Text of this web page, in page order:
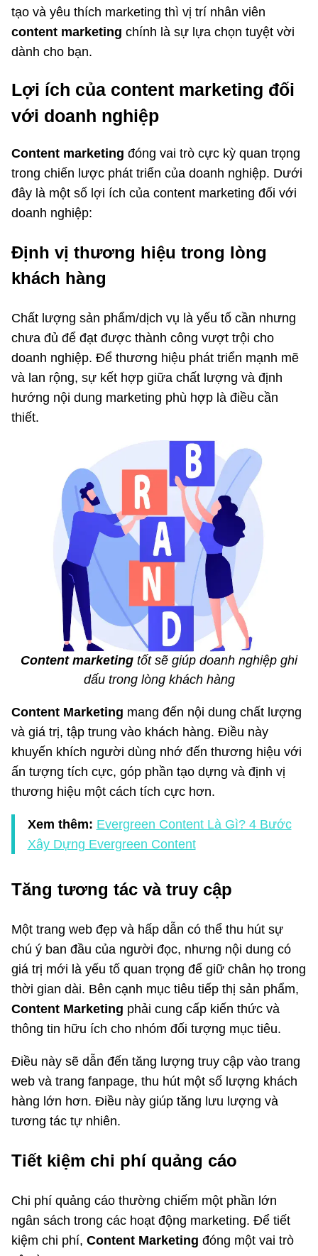
tạo và yêu thích marketing thì vị trí nhân viên
content marketing chính là sự lựa chọn tuyệt vời
dành cho bạn.
Lợi ích của content marketing đối
với doanh nghiệp
Content marketing đóng vai trò cực kỳ quan trọng
trong chiến lược phát triển của doanh nghiệp. Dưới
đây là một số lợi ích của content marketing đối với
doanh nghiệp:
Định vị thương hiệu trong lòng
khách hàng
Chất lượng sản phẩm/dịch vụ là yếu tố cần nhưng
chưa đủ để đạt được thành công vượt trội cho
doanh nghiệp. Để thương hiệu phát triển mạnh mẽ
và lan rộng, sự kết hợp giữa chất lượng và định
hướng nội dung marketing phù hợp là điều cần
thiết.
Content marketing tốt sẽ giúp doanh nghiệp ghi
dấu trong lòng khách hàng
Content Marketing mang đến nội dung chất lượng
và giá trị, tập trung vào khách hàng. Điều này
khuyến khích người dùng nhớ đến thương hiệu với
ấn tượng tích cực, góp phần tạo dựng và định vị
thương hiệu một cách tích cực hơn.
Xem thêm: Evergreen Content Là Gì? 4 Bước
Xây Dựng Evergreen Content
Tăng tương tác và truy cập
Một trang web đẹp và hấp dẫn có thể thu hút sự
chú ý ban đầu của người đọc, nhưng nội dung có
giá trị mới là yếu tố quan trọng để giữ chân họ trong
thời gian dài. Bên cạnh mục tiêu tiếp thị sản phẩm,
Content Marketing phải cung cấp kiến thức và
thông tin hữu ích cho nhóm đối tượng mục tiêu.
Điều này sẽ dẫn đến tăng lượng truy cập vào trang
web và trang fanpage, thu hút một số lượng khách
hàng lớn hơn. Điều này giúp tăng lưu lượng và
tương tác tự nhiên.
Tiết kiệm chi phí quảng cáo
Chi phí quảng cáo thường chiếm một phần lớn
ngân sách trong các hoạt động marketing. Để tiết
kiệm chi phí, Content Marketing đóng một vai trò